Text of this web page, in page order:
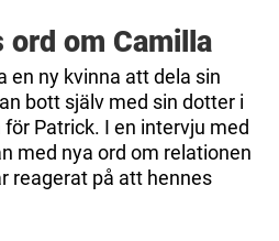
om Camilla
en ny kvinna att dela sin
bott själv med sin dotter i
Patrick. I en intervju med
med nya ord om relationen
reagerat på att hennes